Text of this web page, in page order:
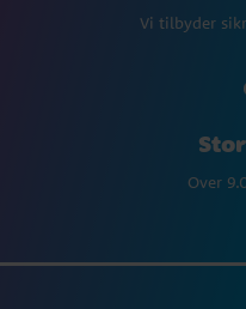
Vi tilbyder
Over